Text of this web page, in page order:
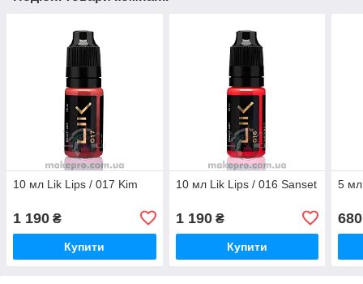
10 мл Lik Lips / 017 Kim
1 190 ₴
Купити
10 мл Lik Lips / 016 Sanset
1 190₴
Купити
5
680